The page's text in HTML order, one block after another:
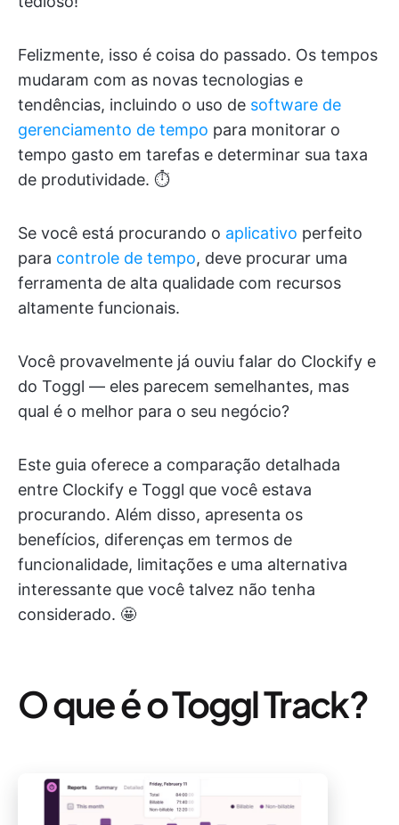
Felizmente, isso é coisa do passado. Os tempos
mudaram com as novas tecnologias e
tendências, incluindo o uso de software de
gerenciamento de tempo para monitorar o
tempo gasto em tarefas e determinar sua taxa
de produtividade. ⏱
Se você está procurando o aplicativo perfeito
para controle de tempo, deve procurar uma
ferramenta de alta qualidade com recursos
altamente funcionais.
Você provavelmente já ouviu falar do Clockify e
do Toggl — eles parecem semelhantes, mas
qual é o melhor para o seu negócio?
Este guia oferece a comparação detalhada
entre Clockify e Toggl que você estava
procurando. Além disso, apresenta os
benefícios, diferenças em termos de
funcionalidade, limitações e uma alternativa
interessante que você talvez não tenha
considerado. 🤩
O que é o Toggl Track?